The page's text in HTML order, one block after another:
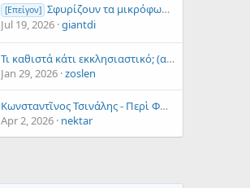
[Επείγον] Σφυρίζουν τα μικρόφωνα στήν εκκλησία, τι να κάνω;
Jul 19, 2026 giantdi
Τι καθιστά κάτι εκκλησιαστικό; (απόσπασμα ομιλίας περί ψαλτικής), Αρχιμ. Νεκτάριος Θάνος
Jan 29, 2026 zoslen
Κωνσταντῖνος Τσινάλης - Περὶ Φωνητικῆς καὶ Ὀρθοφωνίας (ὁμιλία)
Apr 2, 2026 nektar